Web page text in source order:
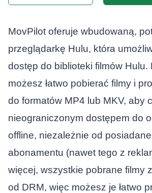
MovPilot oferuje wbudowaną,
przeglądarkę Hulu, która
dostęp do biblioteki filmów Hulu.
możesz łatwo pobierać filmy i
do formatów MP4 lub MKV, aby
nieograniczonym dostępem do
offline, niezależnie od
abonamentu (nawet tego z
więcej, wszystkie pobrane filmy
od DRM, więc możesz je łatwo